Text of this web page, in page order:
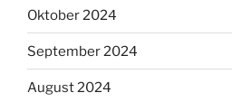
Oktober 2024
September 2024
August 2024